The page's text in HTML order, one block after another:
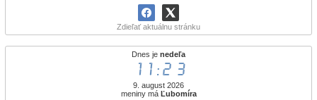
Zdieľať aktuálnu stránku
Dnes je nedeľa
11:23
9. august 2026
meniny má Ľubomíra